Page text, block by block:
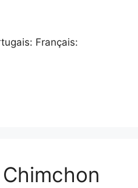
Français: